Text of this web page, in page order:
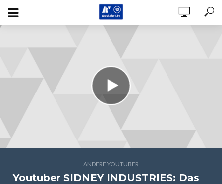
ANDERE YOUTUBER
Youtuber SIDNEY INDUSTRIES: Das